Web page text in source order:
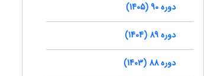
دوره 90 (1405)
دوره 89 (1404)
دوره 88 (1403)